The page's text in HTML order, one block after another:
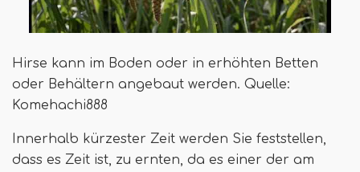
Hirse kann im Boden oder in erhöhten Betten
oder Behältern angebaut werden. Quelle:
Komehachi888
Innerhalb kürzester Zeit werden Sie feststellen,
dass es Zeit ist, zu ernten, da es einer der am